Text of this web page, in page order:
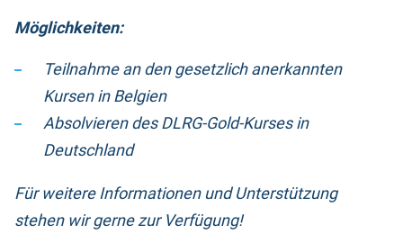
Möglichkeiten:
Teilnahme an den gesetzlich anerkannten
Kursen in Belgien
Absolvieren des DLRG-Gold-Kurses in
Deutschland
Für weitere Informationen und Unterstützung
stehen wir gerne zur Verfügung!